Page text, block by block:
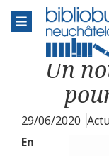
Le réseau
La centrale
Animations &
Un
29/06/2020
En